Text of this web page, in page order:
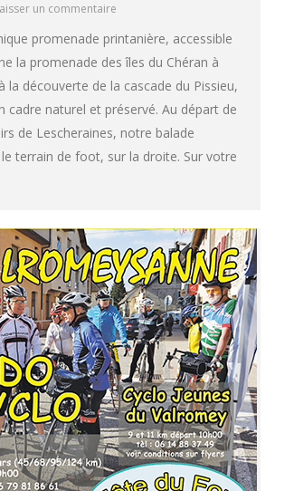
un commentaire
promenade printanière, accessible
la promenade des îles du Chéran à
la découverte de la cascade du Pissieu,
cadre naturel et préservé. Au départ de
de Lescheraines, notre balade
terrain de foot, sur la droite. Sur votre